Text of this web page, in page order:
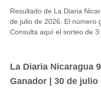
Resultado de La Diaria
de julio de 2026. El número
Consulta aquí el sorteo de
La Diaria Nicaragua
Ganador | 30 de julio